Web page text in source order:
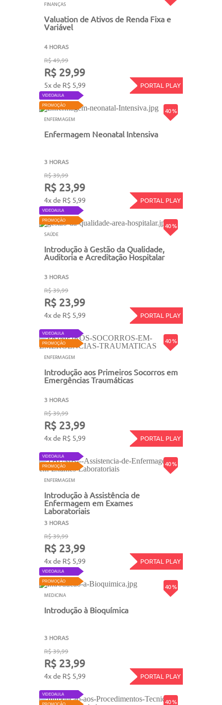
FINANÇAS
Valuation de Ativos de Renda Fixa e
Variável
4 HORAS
R$ 49,99
R$ 29,99
5x de R$ 5,99 PORTAL PLAY
40 %
VIDEOAULA
PROMOÇÃO
ENFERMAGEM
Enfermagem Neonatal Intensiva
3 HORAS
R$ 39,99
R$ 23,99
4x de R$ 5,99 PORTAL PLAY
40 %
VIDEOAULA
PROMOÇÃO
SAÚDE
Introdução à Gestão da Qualidade,
Auditoria e Acreditação Hospitalar
3 HORAS
R$ 39,99
R$ 23,99
4x de R$ 5,99 PORTAL PLAY
40 %
VIDEOAULA
PROMOÇÃO
ENFERMAGEM
Introdução aos Primeiros Socorros em
Emergências Traumáticas
3 HORAS
R$ 39,99
R$ 23,99
4x de R$ 5,99 PORTAL PLAY
40 %
VIDEOAULA
PROMOÇÃO
ENFERMAGEM
Introdução à Assistência de
Enfermagem em Exames
Laboratoriais
3 HORAS
R$ 39,99
R$ 23,99
4x de R$ 5,99 PORTAL PLAY
40 %
VIDEOAULA
PROMOÇÃO
MEDICINA
Introdução à Bioquímica
3 HORAS
R$ 39,99
R$ 23,99
4x de R$ 5,99 PORTAL PLAY
40 %
VIDEOAULA